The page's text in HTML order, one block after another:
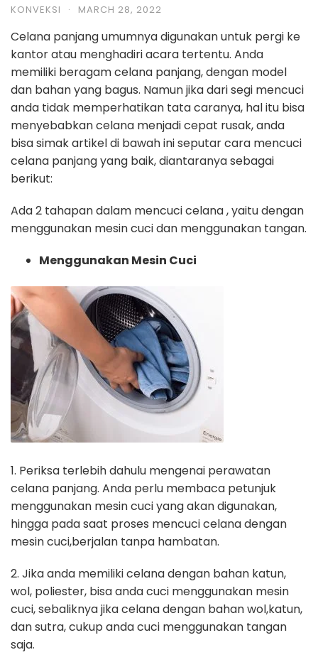
KONVEKSI · MARCH 28, 2022
Celana panjang umumnya digunakan untuk pergi ke
kantor atau menghadiri acara tertentu. Anda
memiliki beragam celana panjang, dengan model
dan bahan yang bagus. Namun jika dari segi mencuci
anda tidak memperhatikan tata caranya, hal itu bisa
menyebabkan celana menjadi cepat rusak, anda
bisa simak artikel di bawah ini seputar cara mencuci
celana panjang yang baik, diantaranya sebagai
berikut:
Ada 2 tahapan dalam mencuci celana , yaitu dengan
menggunakan mesin cuci dan menggunakan tangan.
Menggunakan Mesin Cuci
1. Periksa terlebih dahulu mengenai perawatan
celana panjang. Anda perlu membaca petunjuk
menggunakan mesin cuci yang akan digunakan,
hingga pada saat proses mencuci celana dengan
mesin cuci,berjalan tanpa hambatan.
2. Jika anda memiliki celana dengan bahan katun,
wol, poliester, bisa anda cuci menggunakan mesin
cuci, sebaliknya jika celana dengan bahan wol,katun,
dan sutra, cukup anda cuci menggunakan tangan
saja.